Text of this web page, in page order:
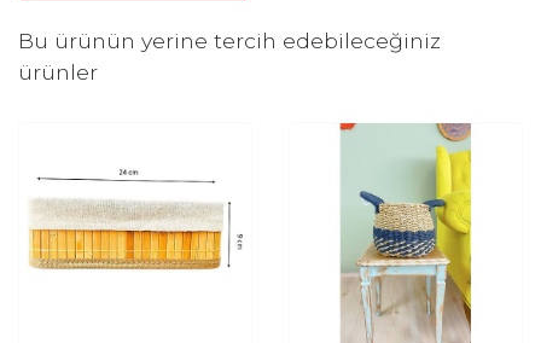
Bu ürünün yerine tercih edebileceğiniz
ürünler